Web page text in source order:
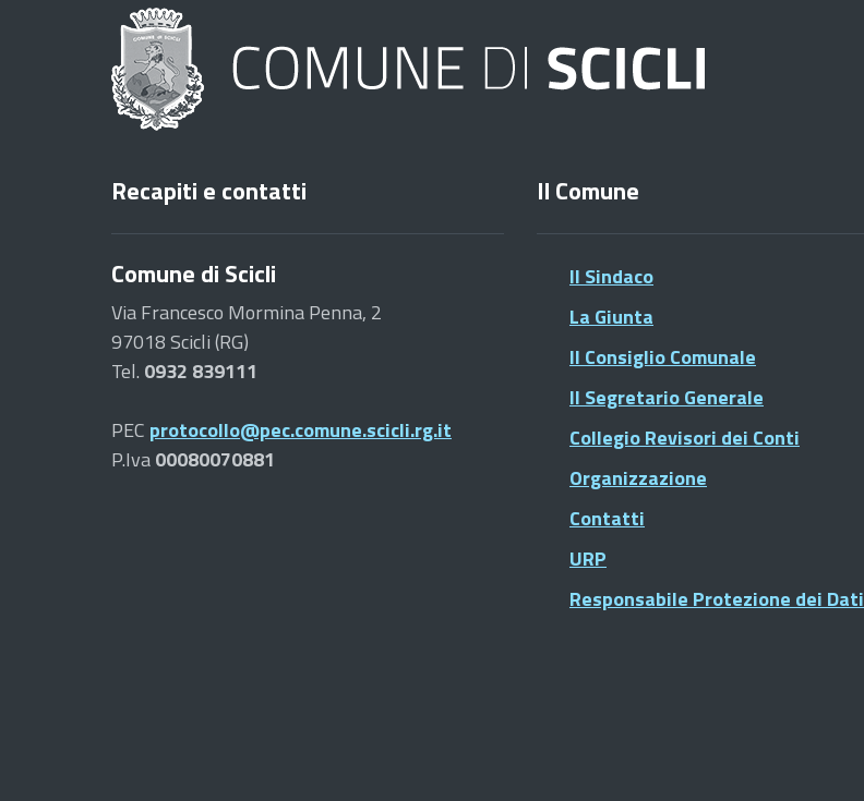
Recapiti e contatti
Comune di Scicli
Via Francesco Mormina Penna, 2
97018 Scicli (RG)
Tel. 0932 839111
PEC protocollo@pec.comune.scicli.rg.it
P.Iva00080070881
Il Comune
Il Sindaco
La Giunta
Il Consiglio Comunale
Il Segretario Generale
Collegio Revisori dei Conti
Organizzazione
Contatti
URP
Responsabile Protezione dei Dati